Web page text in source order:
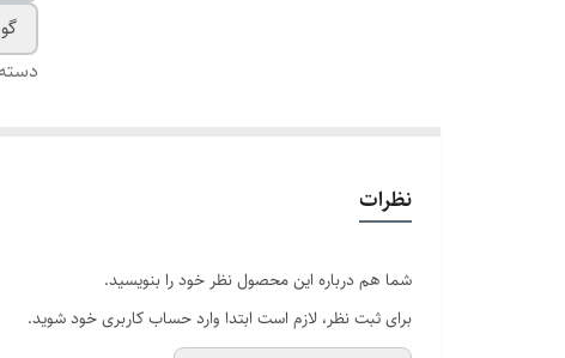
نظرات
شما هم درباره این محصول نظر خود را بنویسید.
برای ثبت نظر، لازم است ابتدا وارد حساب کاربری خود شوید.